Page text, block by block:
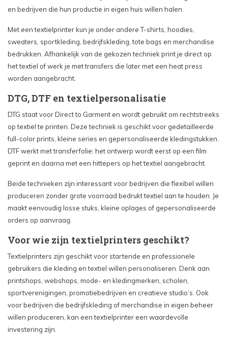
en bedrijven die hun productie in eigen huis willen halen.
Met een textielprinter kun je onder andere T-shirts, hoodies,
sweaters, sportkleding, bedrijfskleding, tote bags en merchandise
bedrukken. Afhankelijk van de gekozen techniek print je direct op
het textiel of werk je met transfers die later met een heat press
worden aangebracht.
DTG, DTF en textielpersonalisatie
DTG staat voor Direct to Garment en wordt gebruikt om rechtstreeks
op textiel te printen. Deze techniek is geschikt voor gedetailleerde
full-color prints, kleine series en gepersonaliseerde kledingstukken.
DTF werkt met transferfolie: het ontwerp wordt eerst op een film
geprint en daarna met een hittepers op het textiel aangebracht.
Beide technieken zijn interessant voor bedrijven die flexibel willen
produceren zonder grote voorraad bedrukt textiel aan te houden. Je
maakt eenvoudig losse stuks, kleine oplages of gepersonaliseerde
orders op aanvraag.
Voor wie zijn textielprinters geschikt?
Textielprinters zijn geschikt voor startende en professionele
gebruikers die kleding en textiel willen personaliseren. Denk aan
printshops, webshops, mode- en kledingmerken, scholen,
sportverenigingen, promotiebedrijven en creatieve studio’s. Ook
voor bedrijven die bedrijfskleding of merchandise in eigen beheer
willen produceren, kan een textielprinter een waardevolle
investering zijn.